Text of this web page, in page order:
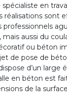
en
réalisations sont
mais aussi du
ou béton
de pose de
d’un large
en béton est
de la